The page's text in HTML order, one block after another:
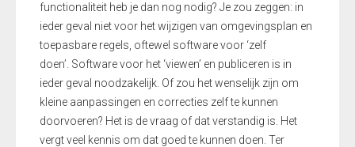
functionaliteit heb je dan nog nodig? Je zou zeggen: in
ieder geval niet voor het wijzigen van omgevingsplan en
toepasbare regels , oftewel software voor ‘zelf
doen’ Software voor het ‘viewen’ en publiceren is in
ieder geval noodzakelijk Of zou het wenselijk zijn om
kleine aanpassingen en correcties zelf te kunnen
doorvoeren? Het is de vraag of dat verstandig is. Het
vergt veel kennis om dat goed te kunnen doen. Ter